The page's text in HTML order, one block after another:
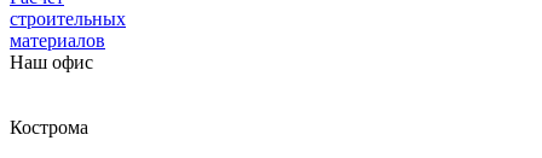
строительных
материалов
Наш офис
Кострома